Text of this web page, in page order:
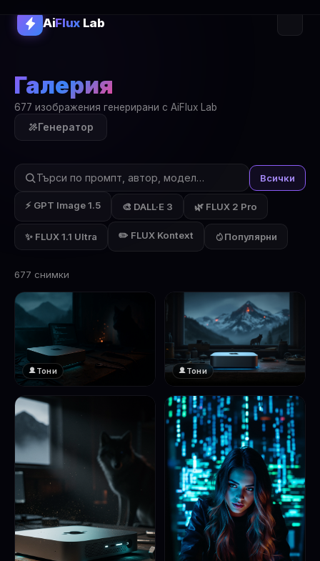
AiFluxLab
Галерия
677 изображения генерирани с AiFlux Lab
Генератор
Всички
⚡ GPT Image 1.5 🎨 DALL·E 3 🌿 FLUX 2 Pro
✨ FLUX 1.1 Ultra ✏️ FLUX Kontext Популярни
677 снимки
Тони Тони